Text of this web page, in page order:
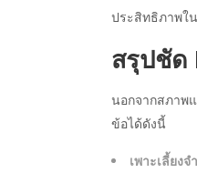
ประสิทธิภาพใ
สรุปชัด
นอกจากสภาพ
ข้อได้ดังนี้
เพาะเลี้ยง